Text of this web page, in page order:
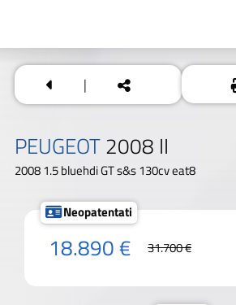
|
PEUGEOT2008 II
2008 1.5 bluehdi GT s&s 130cv eat8
Neopatentati
18.890 € 31.700 €